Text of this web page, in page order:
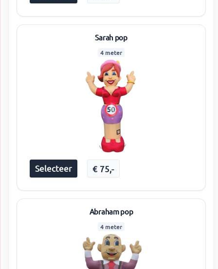
Sarah pop
4 meter
Selecteer € 75,-
Abraham pop
4 meter